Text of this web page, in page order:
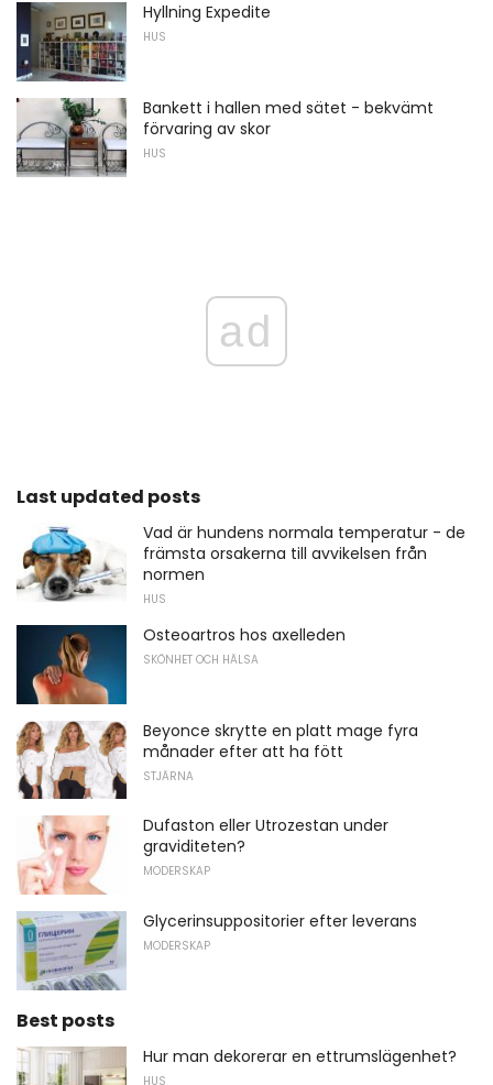
Hyllning Expedite
HUS
Bankett i hallen med sätet - bekvämt
förvaring av skor
HUS
ad
Last updated posts
Vad är hundens normala temperatur - de
främsta orsakerna till avvikelsen från
normen
HUS
Osteoartros hos axelleden
SKÖNHET OCH HÄLSA
Beyonce skrytte en platt mage fyra
månader efter att ha fött
STJÄRNA
Dufaston eller Utrozestan under
graviditeten?
MODERSKAP
Glycerinsuppositorier efter leverans
MODERSKAP
Best posts
Hur man dekorerar en ettrumslägenhet?
HUS